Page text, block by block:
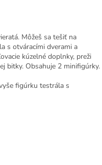
Môžeš sa tešiť na
s otváracími dverami a
kúzelné doplnky, preži
bitky. Obsahuje 2 minifigúrky.
figúrku testrála s